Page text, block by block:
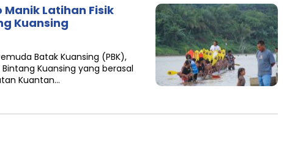
Manik Latihan Fisik
Kuansing
Batak Kuansing (PBK),
Kuansing yang berasal
Kuantan…